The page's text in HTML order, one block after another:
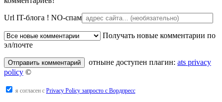
Url IT-блога ! NO-спам
Получать новые комментарии по
эл/почте
отныне доступен плагин: ats privacy
policy ©
я согласен с Privacy Policy запросто с Вордпресс